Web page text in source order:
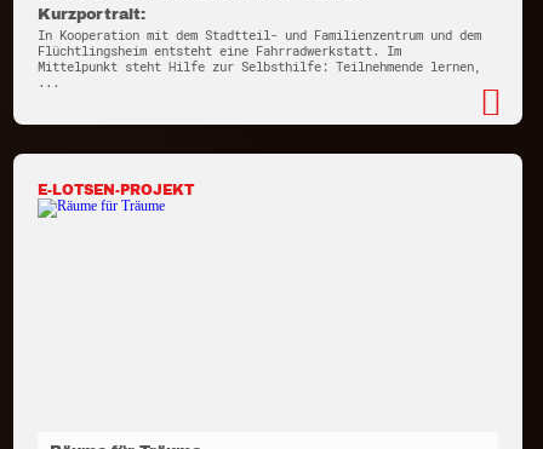
Kurzportrait:
In Kooperation mit dem Stadtteil- und Familienzentrum und dem
Flüchtlingsheim entsteht eine Fahrradwerkstatt. Im
Mittelpunkt steht Hilfe zur Selbsthilfe: Teilnehmende lernen,
...
E-LOTSEN-PROJEKT